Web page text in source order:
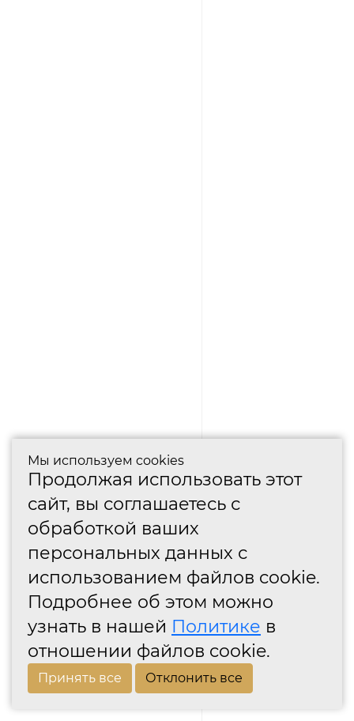
Мы используем cookies
Продолжая использовать этот
сайт, вы соглашаетесь с
обработкой ваших
персональных данных с
использованием файлов cookie.
Подробнее об этом можно
узнать в нашей Политике в
отношении файлов cookie.
Принять все Отклонить все